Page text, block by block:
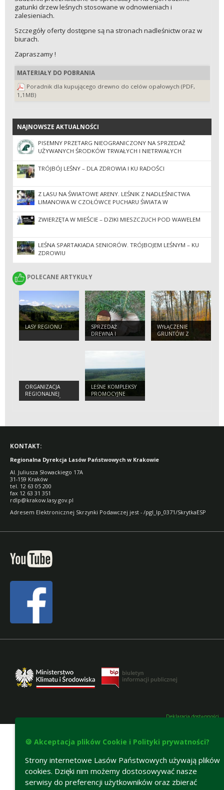
gatunki drzew leśnych stosowane w odnowieniach i
zalesieniach.
Szczegóły oferty dostępne są na stronach nadleśnictw oraz w
biurach.
Zapraszamy !
MATERIAŁY DO POBRANIA
Poradnik dla kupującego drewno do celów opałowych (PDF,
1,1MB)
NAJNOWSZE AKTUALNOŚCI
NAJNOWSZE AKTUALNOŚCI
PISEMNY PRZETARG NIEOGRANICZONY NA SPRZEDAŻ
UŻYWANYCH ŚRODKÓW TRWAŁYCH I NIETRWAŁYCH
(DRUKARKI).
TRÓJBÓJ LEŚNY – DLA ZDROWIA I KU RADOŚCI
Z LASU NA ŚWIATOWE ARENY. LEŚNIK Z NADLEŚNICTWA
LIMANOWA W CZOŁÓWCE PUCHARU ŚWIATA W
PARATRIATLONIE
ZWIERZĘTA W MIEŚCIE – DZIKI MIESZCZUCH POD WAWELEM
LEŚNA SPARTAKIADA SENIORÓW. TRÓJBOJEM LEŚNYM – KU
ZDROWIU
POLECANE ARTYKUŁY
POLECANE ARTYKUŁY
LASY REGIONU
SPRZEDAŻ
DREWNA I
SADZONEK
WYŁĄCZENIE
GRUNTÓW Z
PRODUKCJI LEŚNEJ
ORGANIZACJA
REGIONALNEJ
DYREKCJI LASÓW
LEŚNE KOMPLEKSY
PROMOCYJNE
KONTAKT:
Regionalna Dyrekcja Lasów Państwowych w Krakowie
Al. Juliusza Słowackiego 17A
31-159 Kraków
tel. 12 63 05 200
fax 12 63 31 351
rdlp@krakow.lasy.gov.pl
Adresem Elektronicznej Skrzynki Podawczej jest - /pgl_lp_0371/SkrytkaESP
Deklaracja dostępności
🍪 Akceptacja plików Cookie i Polityki prywatności?
Strony internetowe Lasów Państwowych używają plików
cookies. Dzięki nim możemy dostosowywać nasze
serwisy do preferencji użytkowników oraz zbierać